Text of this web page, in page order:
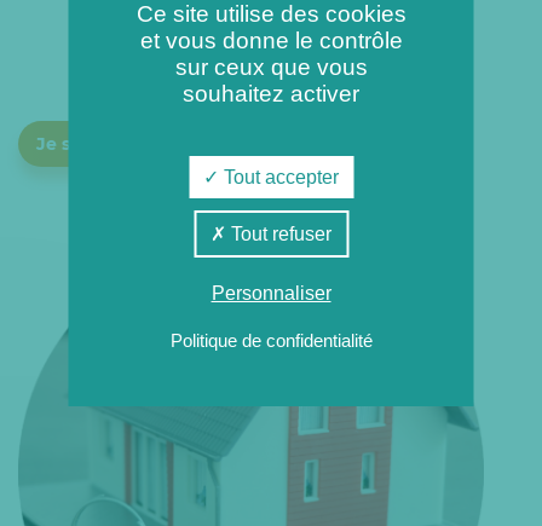
Je suis un bailleur ou une copropriété
Ce site utilise des cookies
et vous donne le contrôle
sur ceux que vous
souhaitez activer
Tout accepter
Tout refuser
Personnaliser
Politique de confidentialité